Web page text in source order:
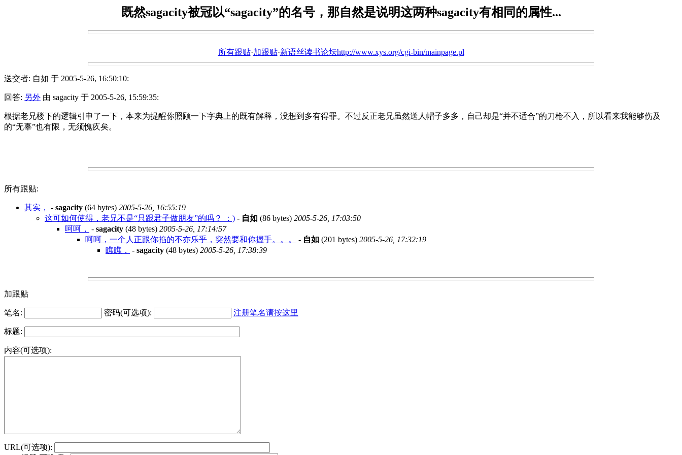
既然sagacity被冠以“sagacity”的名号，那自然是说明这两种sagacity有相同的属性...
所有跟贴·加跟贴·新语丝读书论坛http://www.xys.org/cgi-bin/mainpage.pl
送交者: 自如 于 2005-5-26, 16:50:10:
回答: 另外 由 sagacity 于 2005-5-26, 15:59:35:
根据老兄楼下的逻辑引申了一下，本来为提醒你照顾一下字典上的既有解释，没想到多有得罪。不过反正老兄虽然送人帽子多多，自己却是“并不适合”的刀枪不入，所以看来我能够伤及
的“无辜”也有限，无须愧疚矣。
所有跟贴:
其实， - sagacity (64 bytes) 2005-5-26, 16:55:19
这可如何使得，老兄不是“只跟君子做朋友”的吗？ ：) - 自如 (86 bytes) 2005-5-26, 17:03:50
呵呵，
- sagacity (48 bytes) 2005-5-26, 17:14:57
呵呵，一个人正跟你掐的不亦乐乎，突然要和你握手。。。
- 自如 (201 bytes) 2005-5-26, 17:32:19
瞧瞧，
- sagacity (48 bytes) 2005-5-26, 17:38:39
加跟贴
笔名: 密码(可选项): 注册笔名请按这里
标题:
内容(可选项):
URL(可选项):